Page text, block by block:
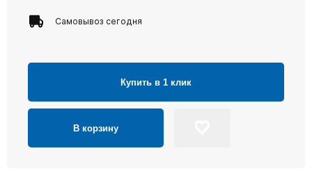
Самовывоз сегодня
Купить в 1 клик
В корзину